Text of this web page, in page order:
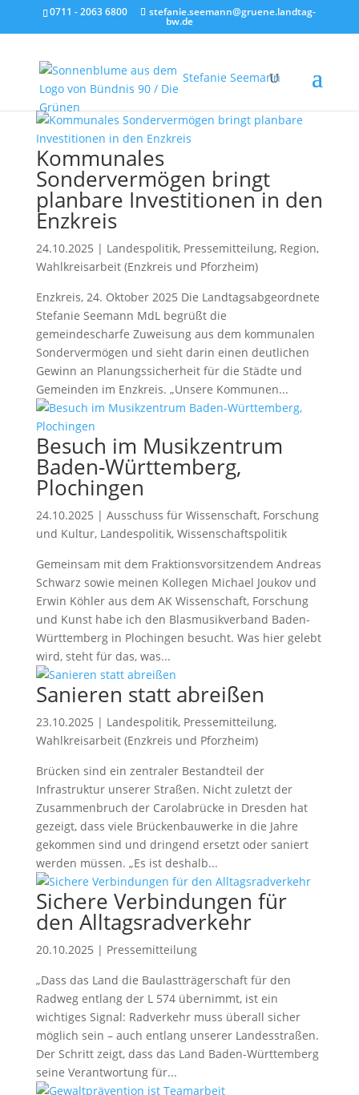
0711 - 2063 6800 stefanie.seemann@gruene.landtag-
bw.de
Stefanie Seemann
Kommunales
Sondervermögen bringt
planbare Investitionen in den
Enzkreis
24.10.2025 | Landespolitik, Pressemitteilung, Region,
Wahlkreisarbeit (Enzkreis und Pforzheim)
Enzkreis, 24. Oktober 2025 Die Landtagsabgeordnete
Stefanie Seemann MdL begrüßt die
gemeindescharfe Zuweisung aus dem kommunalen
Sondervermögen und sieht darin einen deutlichen
Gewinn an Planungssicherheit für die Städte und
Gemeinden im Enzkreis. „Unsere Kommunen...
Besuch im Musikzentrum
Baden-Württemberg,
Plochingen
24.10.2025 | Ausschuss für Wissenschaft, Forschung
und Kultur, Landespolitik, Wissenschaftspolitik
Gemeinsam mit dem Fraktionsvorsitzendem Andreas
Schwarz sowie meinen Kollegen Michael Joukov und
Erwin Köhler aus dem AK Wissenschaft, Forschung
und Kunst habe ich den Blasmusikverband Baden-
Württemberg in Plochingen besucht. Was hier gelebt
wird, steht für das, was...
Sanieren statt abreißen
23.10.2025 | Landespolitik, Pressemitteilung,
Wahlkreisarbeit (Enzkreis und Pforzheim)
Brücken sind ein zentraler Bestandteil der
Infrastruktur unserer Straßen. Nicht zuletzt der
Zusammenbruch der Carolabrücke in Dresden hat
gezeigt, dass viele Brückenbauwerke in die Jahre
gekommen sind und dringend ersetzt oder saniert
werden müssen. „Es ist deshalb...
Sichere Verbindungen für
den Alltagsradverkehr
20.10.2025 | Pressemitteilung
„Dass das Land die Baulastträgerschaft für den
Radweg entlang der L 574 übernimmt, ist ein
wichtiges Signal: Radverkehr muss überall sicher
möglich sein – auch entlang unserer Landesstraßen.
Der Schritt zeigt, dass das Land Baden-Württemberg
seine Verantwortung für...